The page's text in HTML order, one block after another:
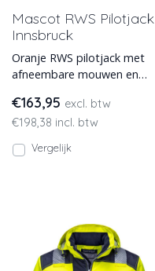
Mascot RWS Pilotjack
Innsbruck
Oranje RWS pilotjack met
afneembare mouwen en
elementen van Mascot
model
€163,95 excl. btw
€198,38 incl. btw
Vergelijk